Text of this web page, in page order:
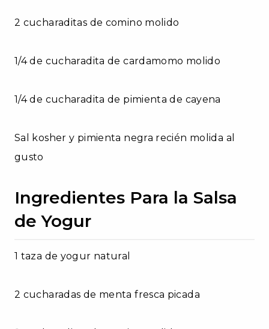
2 cucharaditas de comino molido
1/4 de cucharadita de cardamomo molido
1/4 de cucharadita de pimienta de cayena
Sal kosher y pimienta negra recién molida al
gusto
Ingredientes Para la Salsa
de Yogur
1 taza de yogur natural
2 cucharadas de menta fresca picada